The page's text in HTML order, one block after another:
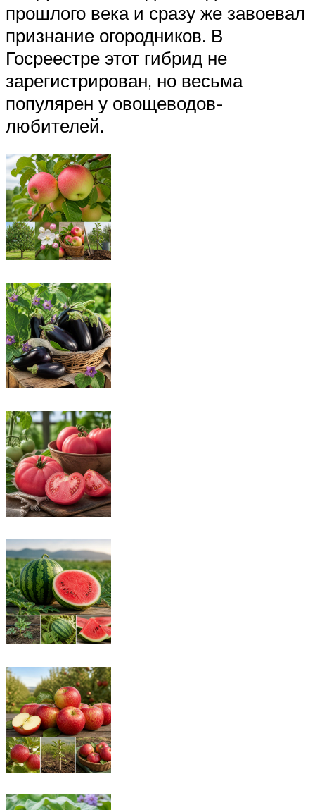
прошлого века и сразу же завоевал
признание огородников. В
Госреестре этот гибрид не
зарегистрирован, но весьма
популярен у овощеводов-
любителей.